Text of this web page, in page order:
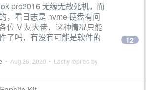
pro2016 无缘无故死机，而
，看日志是 nvme 硬盘有问
位 V 友大佬，这种情况只能
了吗，有没有可能是软件的
• Aug 26, 2020 • Lastly replied by
12